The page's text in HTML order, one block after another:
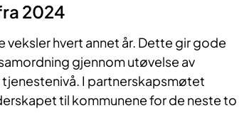
2024
hvert annet år. Dette gir gode
gjennom utøvelse av
I partnerskapsmøtet
til kommunene for de neste to